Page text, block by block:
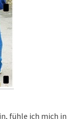
fühle ich mich in